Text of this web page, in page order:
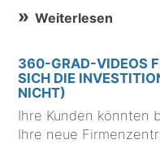
Weiterlesen
360-GRAD-VIDEOS
SICH DIE
NICHT)
Ihre Kunden könnten
Ihre neue